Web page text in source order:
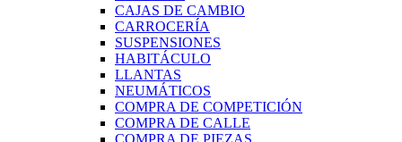
CAJAS DE CAMBIO
CARROCERÍA
SUSPENSIONES
HABITÁCULO
LLANTAS
NEUMÁTICOS
COMPRA DE COMPETICIÓN
COMPRA DE CALLE
COMPRA DE PIEZAS